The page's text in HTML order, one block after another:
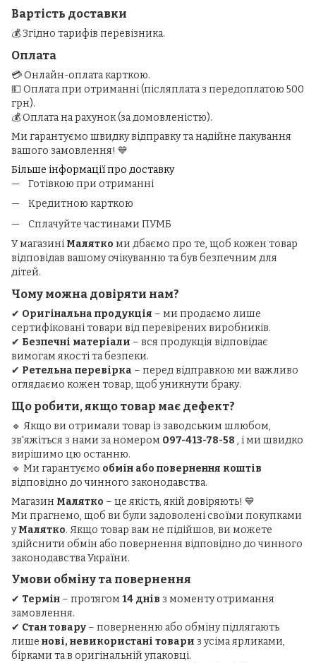
Вартість доставки
💰 Згідно тарифів перевізника.
Оплата
💳 Онлайн-оплата карткою.
💵 Оплата при отриманні (післяплата з передоплатою 500
грн).
💰 Оплата на рахунок (за домовленістю).
Ми гарантуємо швидку відправку та надійне пакування
вашого замовлення! 💙
Більше інформації про доставку
Готівкою при отриманні
Кредитною карткою
Сплачуйте частинами ПУМБ
У магазині Малятко ми дбаємо про те, щоб кожен товар
відповідав вашому очікуванню та був безпечним для
дітей.
Чому можна довіряти нам?
✔ Оригінальна продукція – ми продаємо лише
сертифіковані товари від перевірених виробників.
✔ Безпечні матеріали – вся продукція відповідає
вимогам якості та безпеки.
✔ Ретельна перевірка – перед відправкою ми важливо
оглядаємо кожен товар, щоб уникнути браку.
Що робити, якщо товар має дефект?
🔹 Якщо ви отримали товар із заводським шлюбом,
зв'яжіться з нами за номером 097-413-78-58 , і ми швидко
вирішимо цю останню.
🔹 Ми гарантуємо обмін або повернення коштів
відповідно до чинного законодавства.
Магазин Малятко – це якість, якій довіряють! 💙
Ми прагнемо, щоб ви були задоволені своїми покупками
уМалятко. Якщо товар вам не підійшов, ви можете
здійснити обмін або повернення відповідно до чинного
законодавства України.
Умови обміну та повернення
✔ Термін – протягом 14 днів з моменту отримання
замовлення.
✔ Стан товару – поверненню або обміну підлягають
лише нові, невикористані товари з усіма ярликами,
бірками та в оригінальній упаковці.